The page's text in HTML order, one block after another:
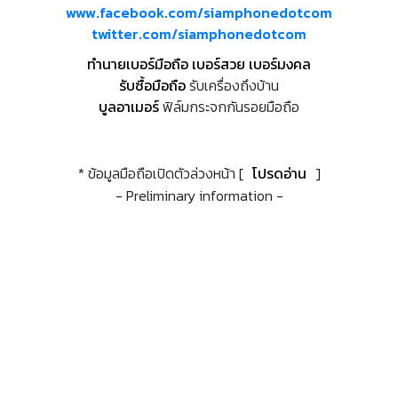
www.facebook.com/siamphonedotcom
twitter.com/siamphonedotcom
ทำนายเบอร์มือถือ เบอร์สวย เบอร์มงคล
รับซื้อมือถือรับเครื่องถึงบ้าน
บูลอาเมอร์ฟิล์มกระจกกันรอยมือถือ
* ข้อมูลมือถือเปิดตัวล่วงหน้า [ โปรดอ่าน ]
- Preliminary information -